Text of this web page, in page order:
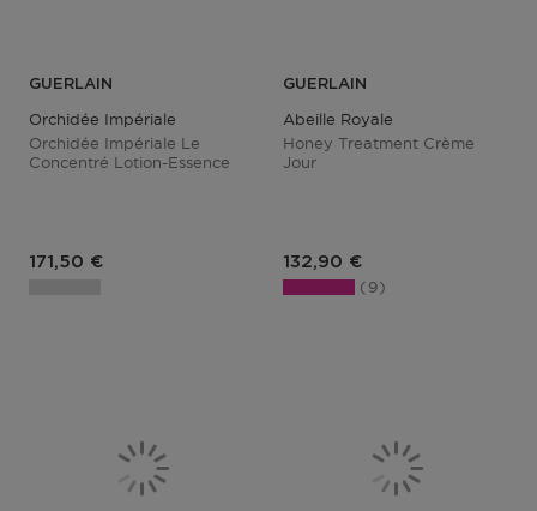
GUERLAIN
Orchidée Impériale
Orchidée Impériale Le
Concentré Lotion-Essence
Prix du produit
171,50 €
GUERLAIN
Abeille Royale
Honey Treatment Crème
Jour
Prix du produit
132,90 €
9